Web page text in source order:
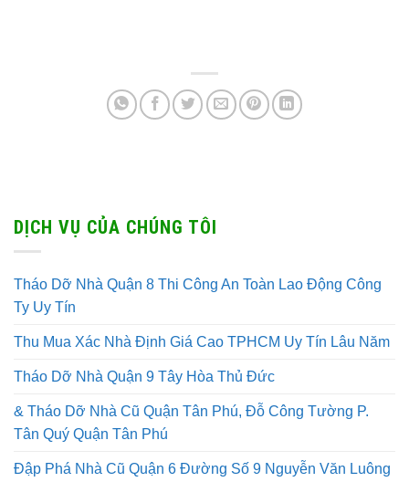
DỊCH VỤ CỦA CHÚNG TÔI
Tháo Dỡ Nhà Quận 8 Thi Công An Toàn Lao Động Công
Ty Uy Tín
Thu Mua Xác Nhà Định Giá Cao TPHCM Uy Tín Lâu Năm
Tháo Dỡ Nhà Quận 9 Tây Hòa Thủ Đức
& Tháo Dỡ Nhà Cũ Quận Tân Phú, Đỗ Công Tường P.
Tân Quý Quận Tân Phú
Đập Phá Nhà Cũ Quận 6 Đường Số 9 Nguyễn Văn Luông